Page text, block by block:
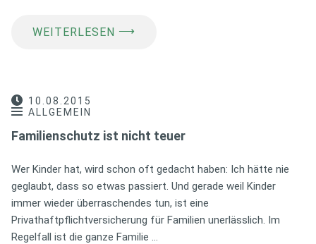
WEITERLESEN ⟶
10.08.2015
ALLGEMEIN
Familienschutz ist nicht teuer
Wer Kinder hat, wird schon oft gedacht haben: Ich hätte nie
geglaubt, dass so etwas passiert. Und gerade weil Kinder
immer wieder überraschendes tun, ist eine
Privathaftpflichtversicherung für Familien unerlässlich. Im
Regelfall ist die ganze Familie …